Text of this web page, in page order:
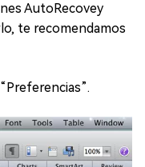
AutoRecovey
te recomendamos